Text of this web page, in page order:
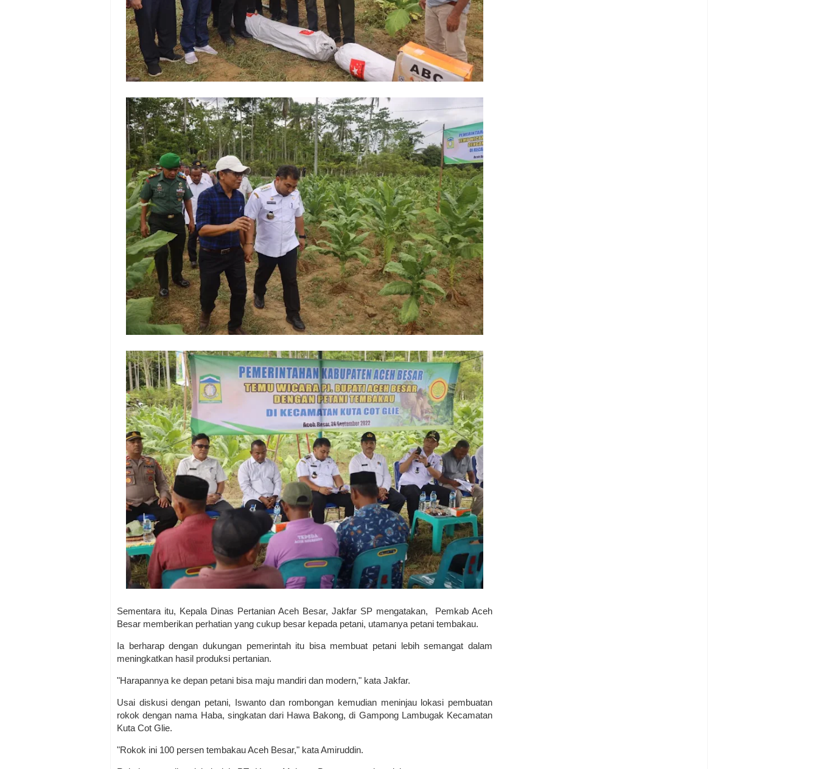
Sementara itu, Kepala Dinas Pertanian Aceh Besar, Jakfar SP mengatakan, Pemkab Aceh
Besar memberikan perhatian yang cukup besar kepada petani, utamanya petani tembakau.
Ia berharap dengan dukungan pemerintah itu bisa membuat petani lebih semangat dalam
meningkatkan hasil produksi pertanian.
"Harapannya ke depan petani bisa maju mandiri dan modern," kata Jakfar.
Usai diskusi dengan petani, Iswanto dan rombongan kemudian meninjau lokasi pembuatan
rokok dengan nama Haba, singkatan dari Hawa Bakong, di Gampong Lambugak Kecamatan
Kuta Cot Glie.
"Rokok ini 100 persen tembakau Aceh Besar," kata Amiruddin.